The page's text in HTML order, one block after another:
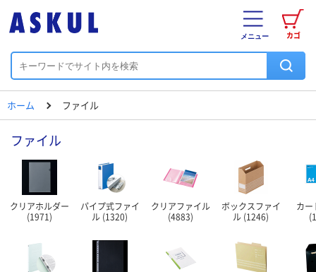
カゴ
メニュー
ホーム ファイル
ファイル
クリアホルダー
(1971)
パイプ式ファイ
ル (1320)
クリアファイル
(4883)
ボックスファイ
ル (1246)
カー